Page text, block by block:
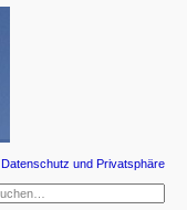
Datenschutz und Privatsphäre